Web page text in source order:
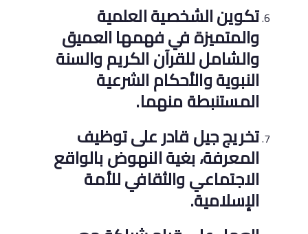
تكوين الشخصية العلمية
والمتميزة في فهمها العميق
والشامل للقرآن الكريم والسنة
النبوية والأحكام الشرعية
المستنبطة منهما.
تخريج جيل قادر على توظيف
المعرفة، بغية النهوض بالواقع
الاجتماعي والثقافي للأمة
الإسلامية.